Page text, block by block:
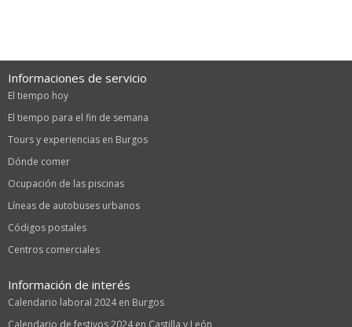
Informaciones de servicio
El tiempo hoy
El tiempo para el fin de semana
Tours y experiencias en Burgos
Dónde comer
Ocupación de las piscinas
Líneas de autobuses urbanos
Códigos postales
Centros comerciales
Información de interés
Calendario laboral 2024 en Burgos
Calendario de festivos 2024 en Castilla y León